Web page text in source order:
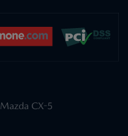
Mazda CX-5